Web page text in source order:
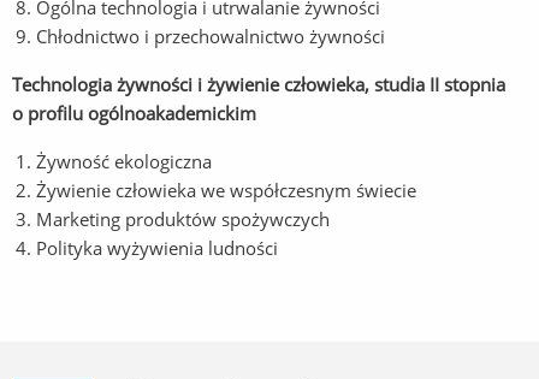
Ogólna technologia i utrwalanie żywności
Chłodnictwo i przechowalnictwo żywności
Technologia żywności i żywienie człowieka, studia II stopnia
o profilu ogólnoakademickim
Żywność ekologiczna
Żywienie człowieka we współczesnym świecie
Marketing produktów spożywczych
Polityka wyżywienia ludności